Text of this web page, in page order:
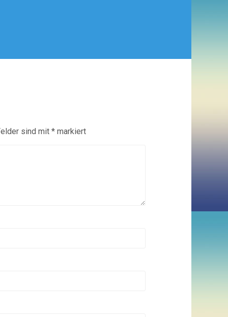
sind mit * markiert